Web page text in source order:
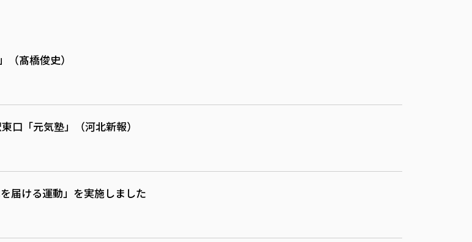
髙橋俊史）
「元気塾」（河北新報）
届ける運動」を実施しました